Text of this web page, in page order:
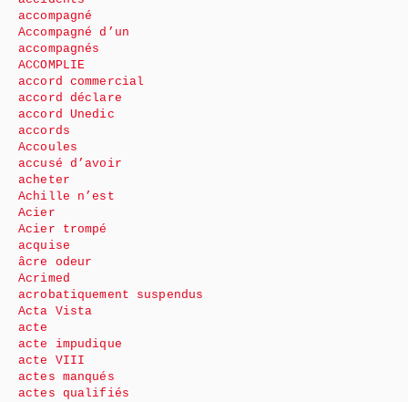
accompagné
Accompagné d’un
accompagnés
ACCOMPLIE
accord commercial
accord déclare
accord Unedic
accords
Accoules
accusé d’avoir
acheter
Achille n’est
Acier
Acier trompé
acquise
âcre odeur
Acrimed
acrobatiquement suspendus
Acta Vista
acte
acte impudique
acte VIII
actes manqués
actes qualifiés